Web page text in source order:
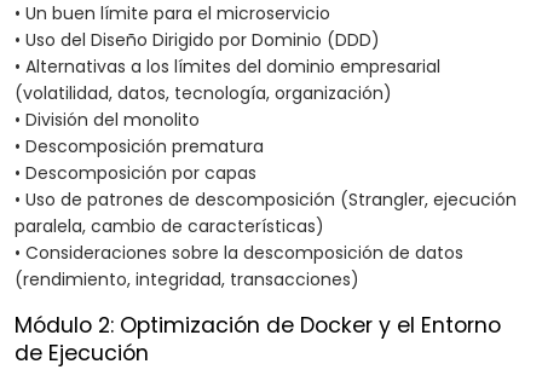
• Un buen límite para el microservicio
• Uso del Diseño Dirigido por Dominio (DDD)
• Alternativas a los límites del dominio empresarial
(volatilidad, datos, tecnología, organización)
• División del monolito
• Descomposición prematura
• Descomposición por capas
• Uso de patrones de descomposición (Strangler, ejecución
paralela, cambio de características)
• Consideraciones sobre la descomposición de datos
(rendimiento, integridad, transacciones)
Módulo 2: Optimización de Docker y el Entorno
de Ejecución